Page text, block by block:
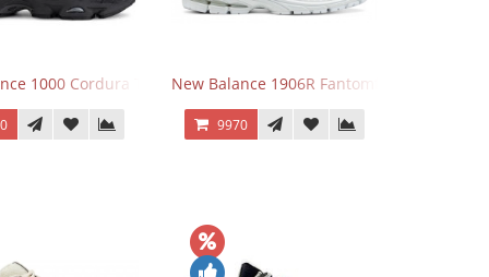
1000 Cordura Trainers Black CementNew Balance 1906R Fantomfit White
9970